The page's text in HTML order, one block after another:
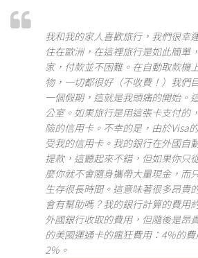
我和我的家人喜歡旅行，我們很幸
住在歐洲，在這裡旅行是如此簡單
家，付款並不困難。在自動取款機
物，一切都很好（不收費！）我們
一個假期，這就是我頭痛的開始。
公室。如果旅行是用這張卡支付的
險的信用卡。不幸的是，由於Visa
受我的信用卡。我的銀行在外國自
提款，這聽起來不錯，但如果你只
麼你就不會隨身攜帶大量現金，而
生存很長時間。這意味著很多昂貴
會有幫助嗎？我的銀行計算的費用
外國銀行收取的費用，但隨後是昂
的美國運通卡的瘋狂費用：4％的
2％。